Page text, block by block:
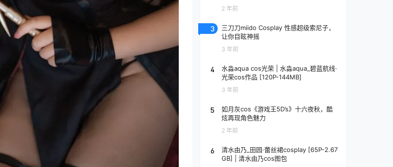
2 年前
3
三刀刀miido Cosplay 性感超级索尼子，
让你目眩神摇
3 年前
4
水淼aqua cos光荣 | 水淼aqua_碧蓝航线·
光荣cos作品 [120P-144MB]
3 年前
5
如月灰cos《游戏王5D’s》十六夜秋，酷
炫再现角色魅力
2 年前
6
清水由乃_田园·蕾丝裙cosplay [65P-2.67
GB] | 清水由乃cos图包